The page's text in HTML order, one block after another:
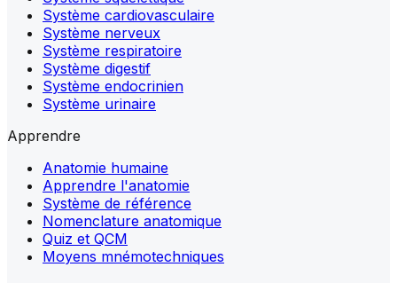
Système cardiovasculaire
Système nerveux
Système respiratoire
Système digestif
Système endocrinien
Système urinaire
Apprendre
Anatomie humaine
Apprendre l'anatomie
Système de référence
Nomenclature anatomique
Quiz et QCM
Moyens mnémotechniques